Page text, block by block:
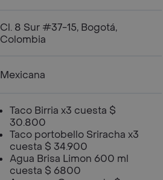
Cl. 8 Sur #37-15, Bogotá,
Colombia
Mexicana
Taco Birria x3 cuesta $
30.800
Taco portobello Sriracha x3
cuesta $ 34.900
Agua Brisa Limon 600 ml
cuesta $ 6800